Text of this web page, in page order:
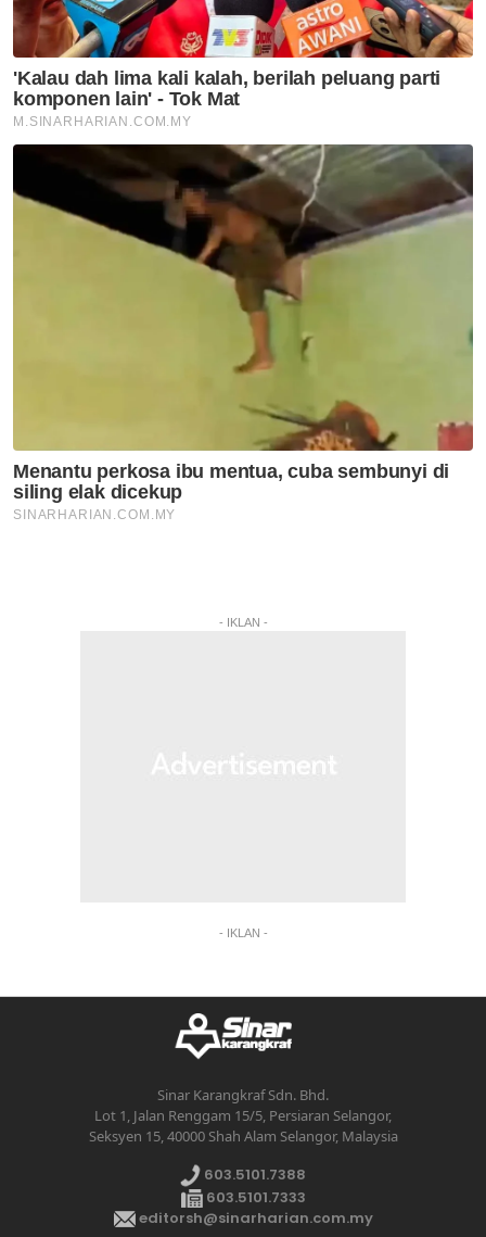
- IKLAN -
- IKLAN -
Sinar Karangkraf Sdn. Bhd.
Lot 1, Jalan Renggam 15/5, Persiaran Selangor,
Seksyen 15, 40000 Shah Alam Selangor, Malaysia
603.5101.7388
603.5101.7333
editorsh@sinarharian.com.my